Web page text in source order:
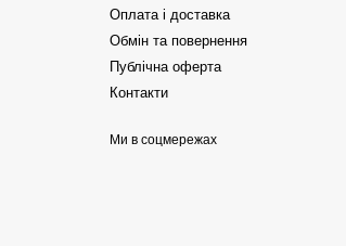
Оплата і доставка
Обмін та повернення
Публічна оферта
Контакти
Ми в соцмережах